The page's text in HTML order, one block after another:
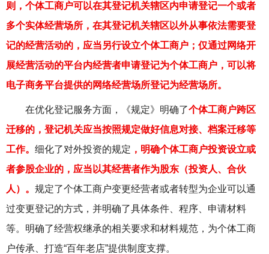
则，个体工商户可以在其登记机关辖区内申请登记一个或者
多个实体经营场所，在其登记机关辖区以外从事依法需要登
记的经营活动的，应当另行设立个体工商户；仅通过网络开
展经营活动的平台内经营者申请登记为个体工商户，可以将
电子商务平台提供的网络经营场所登记为经营场所。
在优化登记服务方面，《规定》明确了个体工商户跨区
迁移的，登记机关应当按照规定做好信息对接、档案迁移等
工作。 细化了对外投资的规定 ，明确个体工商户投资设立或
者参股企业的，应当以其经营者作为股东（投资人、合伙
人）。 规定了个体工商户变更经营者或者转型为企业可以通
过变更登记的方式，并明确了具体条件、程序、申请材料
等。明确了经营权继承的相关要求和材料规范，为个体工商
户传承、打造“百年老店”提供制度支撑。